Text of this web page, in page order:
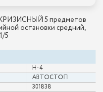
5 предметов
остановки средний,
5
H-4
АВТОСТОП
301838